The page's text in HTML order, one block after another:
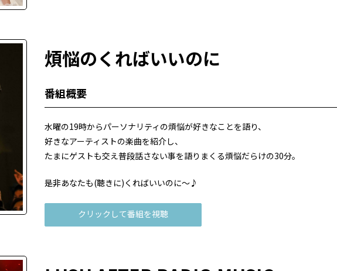
煩悩のくればいいのに
番組概要
水曜の19時からパーソナリティの煩悩が好きなことを語り、
好きなアーティストの楽曲を紹介し、
たまにゲストも交え普段話さない事を語りまくる煩悩だらけの30分。
是非あなたも(聴きに)くればいいのに～♪
クリックして番組を視聴